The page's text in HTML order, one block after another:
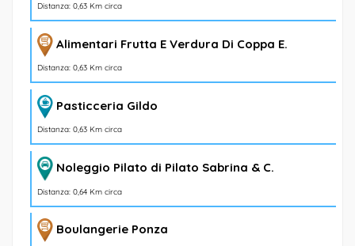
Distanza: 0,63 Km circa
Alimentari Frutta E Verdura Di Coppa E.
Distanza: 0,63 Km circa
Pasticceria Gildo
Distanza: 0,63 Km circa
Noleggio Pilato di Pilato Sabrina & C.
Distanza: 0,64 Km circa
Boulangerie Ponza